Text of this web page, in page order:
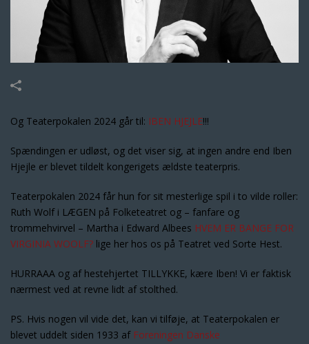
Og Teaterpokalen 2024 går til: IBEN HJEJLE!!!
Spændingen er udløst, og det viser sig, at ingen andre end Iben
Hjejle er blevet tildelt kongerigets ældste teaterpris.
Teaterpokalen 2024 får hun for sit mesterlige spil i to vilde roller:
Ruth Wolf i LÆGEN på Folketeatret og – fanfare og
trommehvirvel – Martha i Edward Albees HVEM ER BANGE FOR
VIRGINIA WOOLF? lige her hos os på Teatret ved Sorte Hest.
HURRAAA og af hestehjertet TILLYKKE, kære Iben! Vi er faktisk
nærmest ved at revne lidt af stolthed.
PS. Hvis nogen vil vide det, kan vi tilføje, at Teaterpokalen er
blevet uddelt siden 1933 af Foreningen Danske